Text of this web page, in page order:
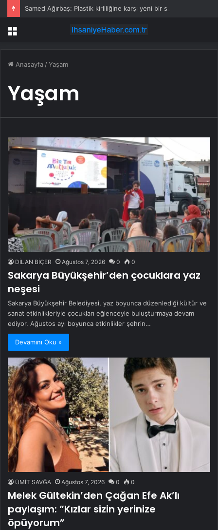
Menü
Anasayfa /Yaşam
Yaşam
DİLAN BİÇER Ağustos 7, 2026 0 0
Sakarya Büyükşehir’den çocuklara yaz
neşesi
Sakarya Büyükşehir Belediyesi, yaz boyunca düzenlediği kültür ve
sanat etkinlikleriyle çocukları eğlenceyle buluşturmaya devam
ediyor. Ağustos ayı boyunca etkinlikler şehrin…
Devamını Oku »
ÜMİT SAVĞA Ağustos 7, 2026 0 0
Melek Gültekin’den Çağan Efe Ak’lı
paylaşım: “Kızlar sizin yerinize
öpüyorum”